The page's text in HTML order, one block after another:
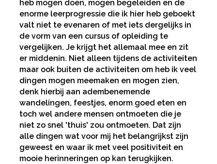
heb mogen doen, mogen begeleiden en de
enorme leerprogressie die ik hier heb geboekt
valt niet te evenaren of met iets dergelijks in
de vorm van een cursus of opleiding te
vergelijken. Je krijgt het allemaal mee en zit
er middenin. Niet alleen tijdens de activiteiten
maar ook buiten de activiteiten om heb ik veel
dingen mogen meemaken en mogen zien,
denk hierbij aan adembenemende
wandelingen, feestjes, enorm goed eten en
toch wel andere mensen ontmoeten die je
niet zo snel 'thuis' zou ontmoeten. Dat zijn
alle dingen wat voor mij het belangrijkst zijn
geweest en waar ik met veel positiviteit en
mooie herinneringen op kan terugkijken.
Deel via Facebook
Deel via Twitter
Deel via LinkedIn